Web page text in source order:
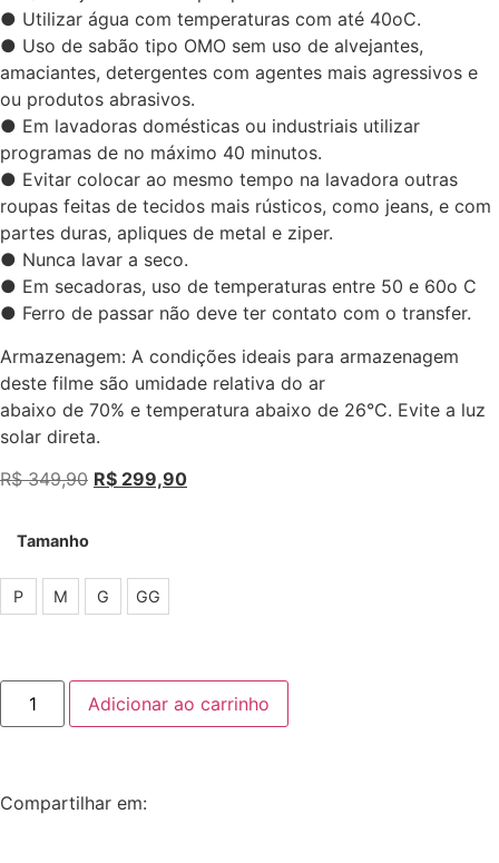
● Utilizar água com temperaturas com até 40oC.
● Uso de sabão tipo OMO sem uso de alvejantes,
amaciantes, detergentes com agentes mais agressivos e
ou produtos abrasivos.
● Em lavadoras domésticas ou industriais utilizar
programas de no máximo 40 minutos.
● Evitar colocar ao mesmo tempo na lavadora outras
roupas feitas de tecidos mais rústicos, como jeans, e com
partes duras, apliques de metal e ziper.
● Nunca lavar a seco.
● Em secadoras, uso de temperaturas entre 50 e 60o C
● Ferro de passar não deve ter contato com o transfer.
Armazenagem: A condições ideais para armazenagem
deste filme são umidade relativa do ar
abaixo de 70% e temperatura abaixo de 26°C. Evite a luz
solar direta.
R$349,90 R$ 299,90
Tamanho
P M G GG
Adicionar ao carrinho
Compartilhar em: